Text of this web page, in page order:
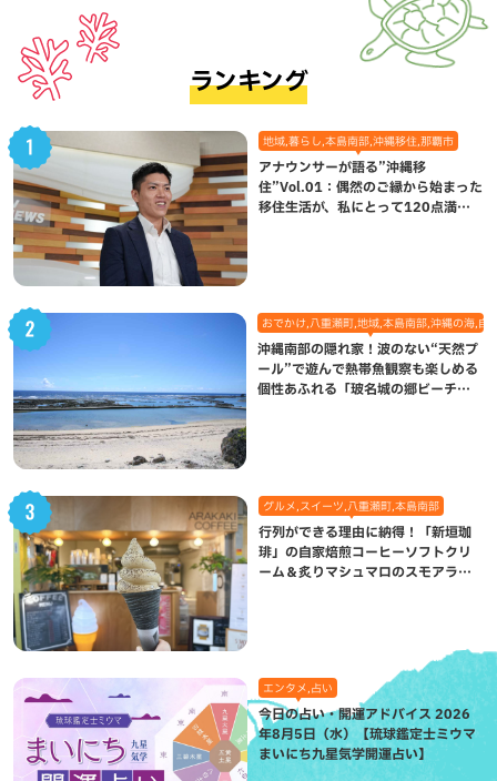
ランキング
地域,暮らし,本島南部,沖縄移住,那覇市
アナウンサーが語る”沖縄移
住”Vol.01：偶然のご縁から始まった
移住生活が、私にとって120点満点
おでかけ,八重瀬町,地域,本島南部,沖縄の海,自
沖縄南部の隠れ家！波のない“天然プ
ール”で遊んで熱帯魚観察も楽しめる
個性あふれる「玻名城の郷ビーチ」
グルメ,スイーツ,八重瀬町,本島南部
行列ができる理由に納得！「新垣珈
琲」の自家焙煎コーヒーソフトクリ
ーム＆炙りマシュマロのスモアラテ
エンタメ,占い
今日の占い・開運アドバイス 2026
年8月5日（水）【琉球鑑定士ミウマ
まいにち九星気学開運占い】